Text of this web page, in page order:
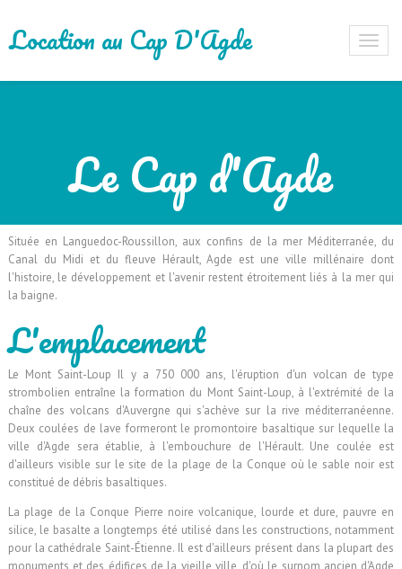
Location au Cap D'Agde
Le Cap d'Agde
Située en Languedoc-Roussillon, aux confins de la mer Méditerranée, du
Canal du Midi et du fleuve Hérault, Agde est une ville millénaire dont
l'histoire, le développement et l'avenir restent étroitement liés à la mer qui
la baigne.
L'emplacement
Le Mont Saint-Loup Il y a 750 000 ans, l'éruption d'un volcan de type
strombolien entraîne la formation du Mont Saint-Loup, à l'extrémité de la
chaîne des volcans d'Auvergne qui s'achève sur la rive méditerranéenne.
Deux coulées de lave formeront le promontoire basaltique sur lequelle la
ville d'Agde sera établie, à l'embouchure de l'Hérault. Une coulée est
d'ailleurs visible sur le site de la plage de la Conque où le sable noir est
constitué de débris basaltiques.
La plage de la Conque Pierre noire volcanique, lourde et dure, pauvre en
silice, le basalte a longtemps été utilisé dans les constructions, notamment
pour la cathédrale Saint-Étienne. Il est d'ailleurs présent dans la plupart des
monuments et des édifices de la vieille ville, d'où le surnom ancien d'Agde